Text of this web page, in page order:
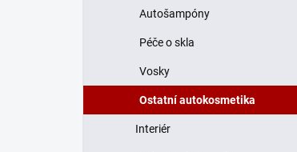
Autošampóny
Péče o skla
Vosky
Ostatní autokosmetika
Interiér